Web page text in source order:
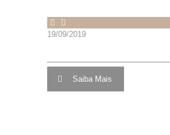
19/09/2019
Saiba Mais